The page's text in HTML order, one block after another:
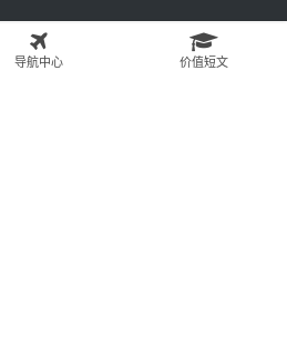
导航中心 价值短文